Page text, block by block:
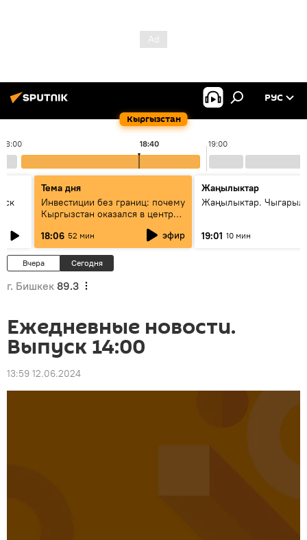
Кыргызстан
РУС
18:00 19:00
18:40
Тема дня
Инвестиции без границ: почему
Кыргызстан оказался в центре
18:06 52 мин эфир
Жаңылыктар
Жаңылыктар.
19:01 10 мин
Вчера Сегодня
г. Бишкек 89.3
Ежедневные новости.
Выпуск 14:00
13:59 12.06.2024